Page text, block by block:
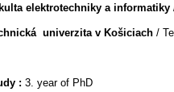
elektrotechniky a informatiky
univerzita v Košiciach/
: 3. year of PhD